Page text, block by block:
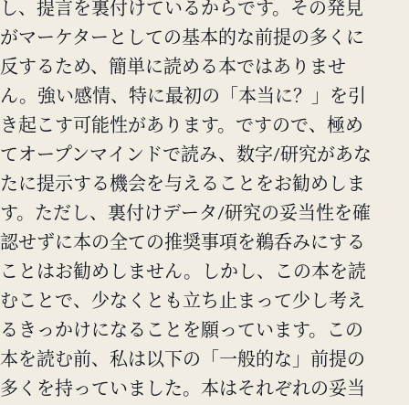
し、提言を裏付けているからです。その発見
がマーケターとしての基本的な前提の多くに
反するため、簡単に読める本ではありませ
ん。強い感情、特に最初の「本当に？」を引
き起こす可能性があります。ですので、極め
てオープンマインドで読み、数字/研究があな
たに提示する機会を与えることをお勧めしま
す。ただし、裏付けデータ/研究の妥当性を確
認せずに本の全ての推奨事項を鵜呑みにする
ことはお勧めしません。しかし、この本を読
むことで、少なくとも立ち止まって少し考え
るきっかけになることを願っています。この
本を読む前、私は以下の「一般的な」前提の
多くを持っていました。本はそれぞれの妥当